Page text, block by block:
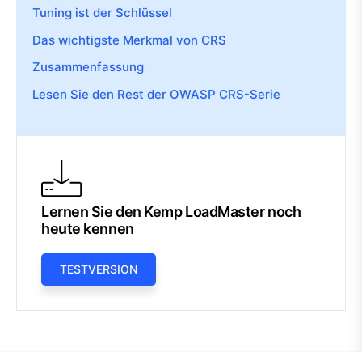
Tuning ist der Schlüssel
Das wichtigste Merkmal von CRS
Zusammenfassung
Lesen Sie den Rest der OWASP CRS-Serie
Lernen Sie den Kemp LoadMaster noch
heute kennen
TESTVERSION